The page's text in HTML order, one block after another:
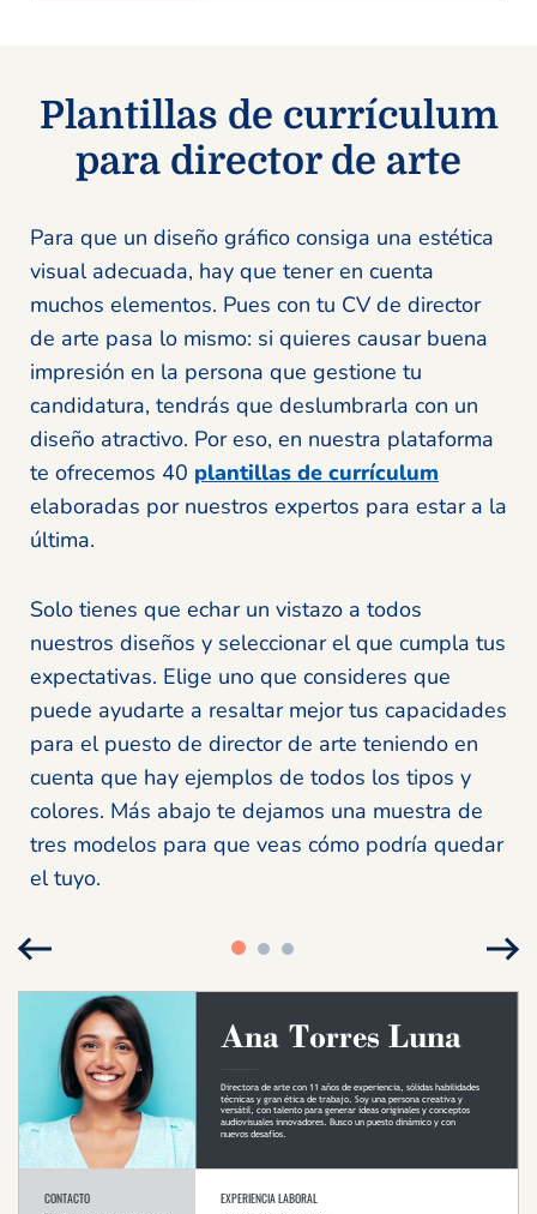
Plantillas de currículum
para director de arte
Para que un diseño gráfico consiga una estética
visual adecuada, hay que tener en cuenta
muchos elementos. Pues con tu CV de director
de arte pasa lo mismo: si quieres causar buena
impresión en la persona que gestione tu
candidatura, tendrás que deslumbrarla con un
diseño atractivo. Por eso, en nuestra plataforma
te ofrecemos 40 plantillas de currículum
elaboradas por nuestros expertos para estar a la
última.
Solo tienes que echar un vistazo a todos
nuestros diseños y seleccionar el que cumpla tus
expectativas. Elige uno que consideres que
puede ayudarte a resaltar mejor tus capacidades
para el puesto de director de arte teniendo en
cuenta que hay ejemplos de todos los tipos y
colores. Más abajo te dejamos una muestra de
tres modelos para que veas cómo podría quedar
el tuyo.